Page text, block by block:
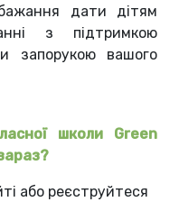
дати дітям
з підтримкою
запорукою вашого
школи Green
або реєструйтеся